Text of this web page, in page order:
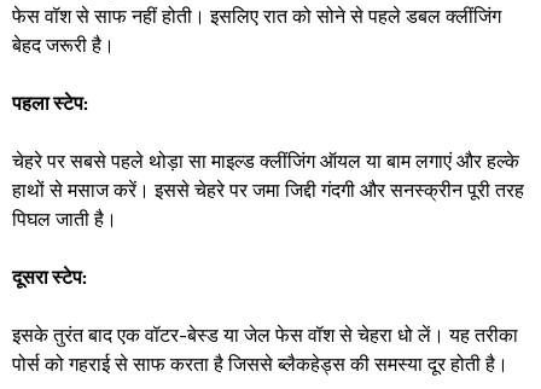
फेस वॉश से साफ नहीं होती। इसलिए रात को सोने से पहले डबल क्लींजिंग
बेहद जरूरी है।
पहला स्टेप:
चेहरे पर सबसे पहले थोड़ा सा माइल्ड क्लींजिंग ऑयल या बाम लगाएं और हल्के
हाथों से मसाज करें। इससे चेहरे पर जमा जिद्दी गंदगी और सनस्क्रीन पूरी तरह
पिघल जाती है।
दूसरा स्टेप:
इसके तुरंत बाद एक वॉटर-बेस्ड या जेल फेस वॉश से चेहरा धो लें। यह तरीका
पोर्स को गहराई से साफ करता है जिससे ब्लैकहेड्स की समस्या दूर होती है।